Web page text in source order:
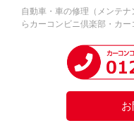
自動車・車の修理（メンテ
らカーコンビニ倶楽部・カ